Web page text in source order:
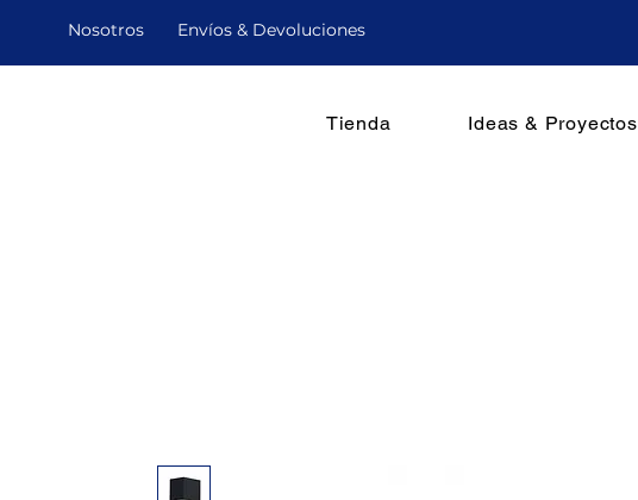
Nosotros Envíos & Devoluciones
Tienda Ideas & Proyectos